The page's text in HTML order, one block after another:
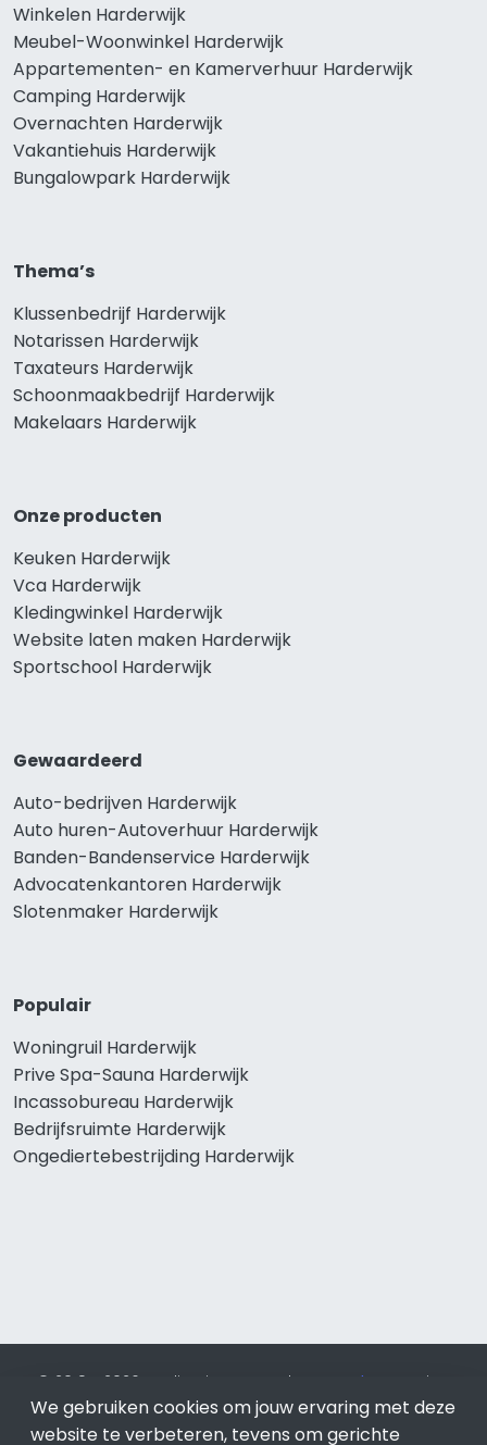
Winkelen Harderwijk
Meubel-Woonwinkel Harderwijk
Appartementen- en Kamerverhuur Harderwijk
Camping Harderwijk
Overnachten Harderwijk
Vakantiehuis Harderwijk
Bungalowpark Harderwijk
Thema’s
Klussenbedrijf Harderwijk
Notarissen Harderwijk
Taxateurs Harderwijk
Schoonmaakbedrijf Harderwijk
Makelaars Harderwijk
Onze producten
Keuken Harderwijk
Vca Harderwijk
Kledingwinkel Harderwijk
Website laten maken Harderwijk
Sportschool Harderwijk
Gewaardeerd
Auto-bedrijven Harderwijk
Auto huren-Autoverhuur Harderwijk
Banden-Bandenservice Harderwijk
Advocatenkantoren Harderwijk
Slotenmaker Harderwijk
Populair
Woningruil Harderwijk
Prive Spa-Sauna Harderwijk
Incassobureau Harderwijk
Bedrijfsruimte Harderwijk
Ongediertebestrijding Harderwijk
© 2019 - 2026 Realisatie en SEO door SEO-bureau
Lion
Internet. Betaal alleen voor bewezen resultaten?SEO
optimalisatie No Cure No Pay.Harderwijkis onderdeel van
We gebruiken cookies om jouw ervaring met deze
website te verbeteren, tevens om gerichte